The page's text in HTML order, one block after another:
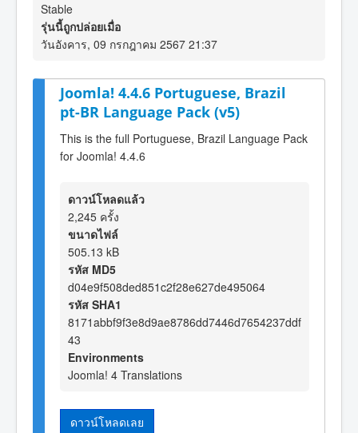
Stable
รุ่นนี้ถูกปล่อยเมื่อ
วันอังคาร, 09 กรกฎาคม 2567 21:37
Joomla! 4.4.6 Portuguese, Brazil
pt-BR Language Pack (v5)
This is the full Portuguese, Brazil Language Pack
for Joomla! 4.4.6
ดาวน์โหลดแล้ว
2,245 ครั้ง
ขนาดไฟล์
505.13 kB
รหัส MD5
d04e9f508ded851c2f28e627de495064
รหัส SHA1
8171abbf9f3e8d9ae8786dd7446d7654237ddf
43
Environments
Joomla! 4 Translations
ดาวน์โหลดเลย